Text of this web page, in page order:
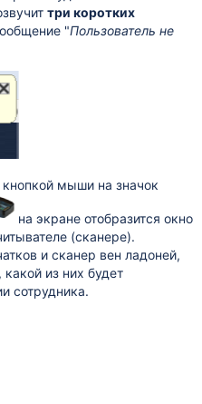
три коротких
"Пользователь не
мыши на значок
на экране отобразится окно
(сканере).
и сканер вен ладоней,
из них будет
сотрудника.